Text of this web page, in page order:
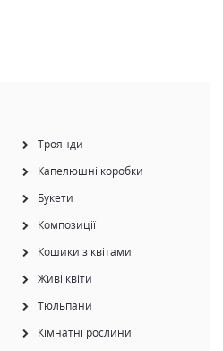
Троянди
Капелюшні коробки
Букети
Композиції
Кошики з квітами
Живі квіти
Тюльпани
Кімнатні рослини